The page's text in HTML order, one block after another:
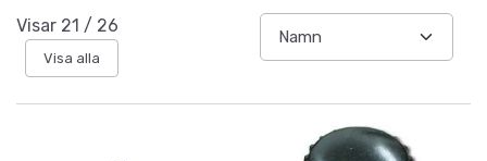
Visar 21 / 26
Visa alla